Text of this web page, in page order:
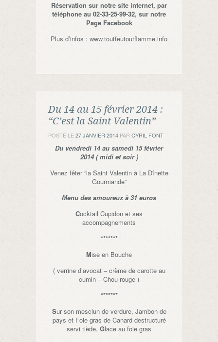
Réservation sur notre site internet, par
téléphone au 02-33-25-99-32, sur notre
Page Facebook
Plus d’infos : www.toutfeutoutflamme.info
Du 14 au 15 février 2014 :
“C’est la Saint Valentin”
POSTÉ LE27 JANVIER 2014 PAR CYRIL FONT
Du vendredi 14 au samedi 15 février
2014 ( midi et soir )
Venez fêter “la Saint Valentin à La Dînette
Gourmande”
Menu des amoureux à 31 euros
Cocktail Cupidon et ses
accompagnements
*******
Mise en Bouche
( verrine d’avocat – crème de carotte au
cumin – Chou rouge )
*******
Sur son mesclun de verdure, Jambon de
pays et Foie gras de Canard destructuré
servi tiède, Glace au foie gras